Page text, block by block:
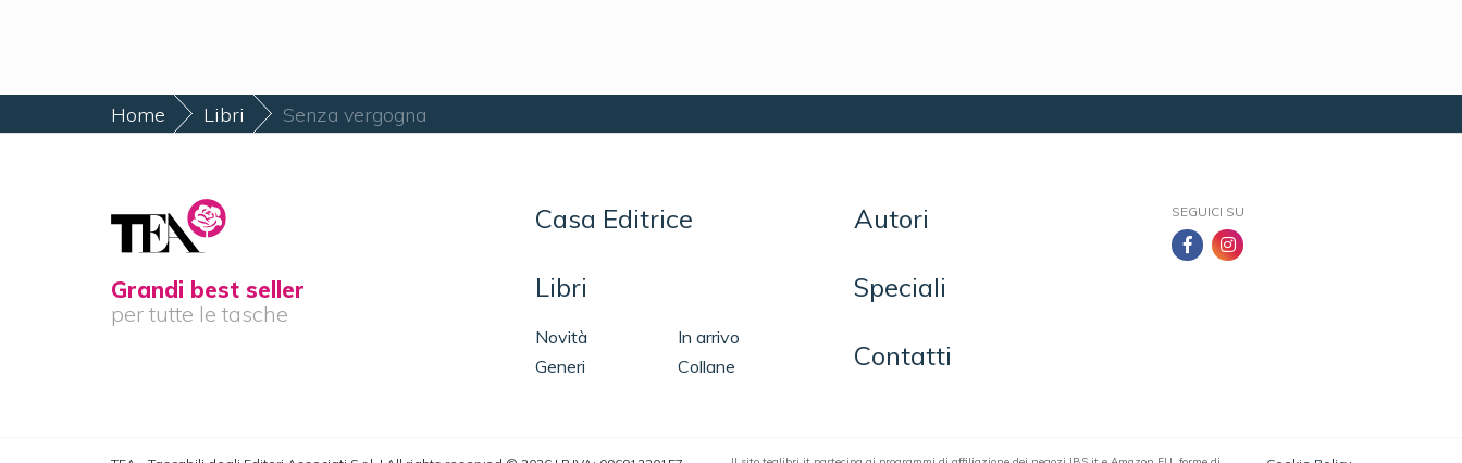
Home Libri Senza vergogna
Grandi best seller
per tutte le tasche
Casa Editrice
Libri
Novità
In arrivo
Generi
Collane
Autori
Speciali
Contatti
SEGUICI SU